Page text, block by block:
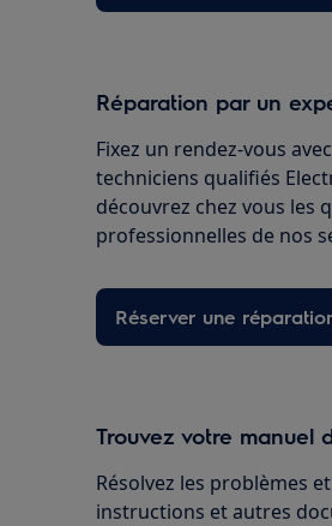
Réparation par un
Fixez un rendez-vous
techniciens qualifiés
découvrez chez vous les
professionnelles de nos
Réserver une
Trouvez votre manuel
Résolvez les problèmes
instructions et autres